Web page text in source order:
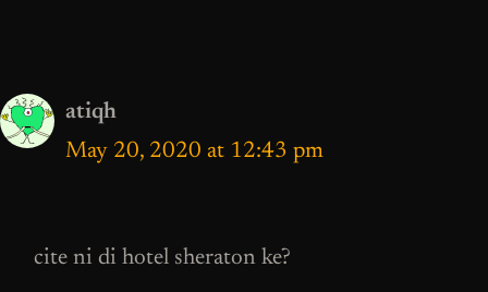
atiqh
May 20, 2020 at 12:43 pm
cite ni di hotel sheraton ke?